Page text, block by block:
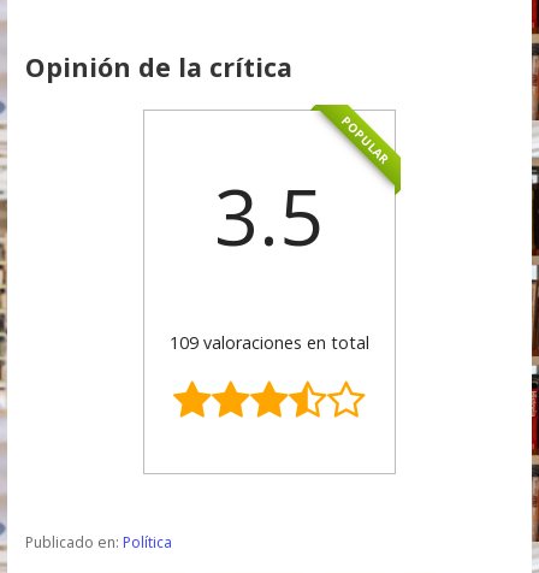
Opinión de la crítica
POPULAR
3.5
109 valoraciones en total
Publicado en: Política